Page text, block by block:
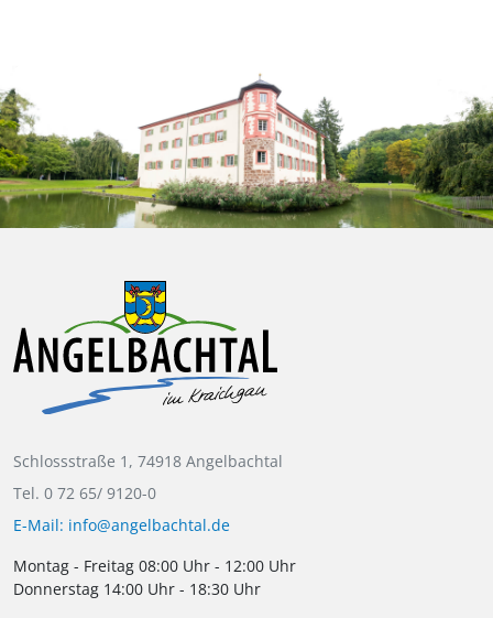
Schlossstraße 1, 74918 Angelbachtal
Tel. 0 72 65/ 9120-0
E-Mail: info@angelbachtal.de
Montag - Freitag 08:00 Uhr - 12:00 Uhr
Donnerstag 14:00 Uhr - 18:30 Uhr